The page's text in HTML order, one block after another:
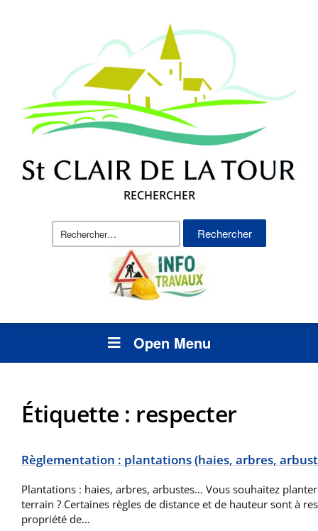
RECHERCHER
Rechercher :
Open Menu
Étiquette : respecter
Règlementation : plantations (haies, arbres,
Plantations : haies, arbres, arbustes… Vous souhaitez
terrain ? Certaines règles de distance et de hauteur sont à
propriété de…